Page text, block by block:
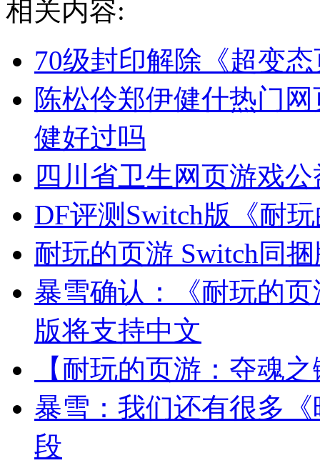
相关内容:
70级封印解除《超变
陈松伶郑伊健什热门
健好过吗
四川省卫生网页游戏
DF评测Switch版《耐
耐玩的页游 Switch同
暴雪确认：《耐玩的
版将支持中文
【耐玩的页游：夺魂
暴雪：我们还有很多
段